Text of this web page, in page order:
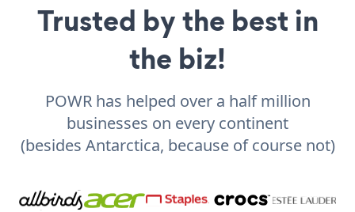
Trusted by the best in
the biz!
POWR has helped over a half million
businesses on every continent
(besides Antarctica, because of course not)